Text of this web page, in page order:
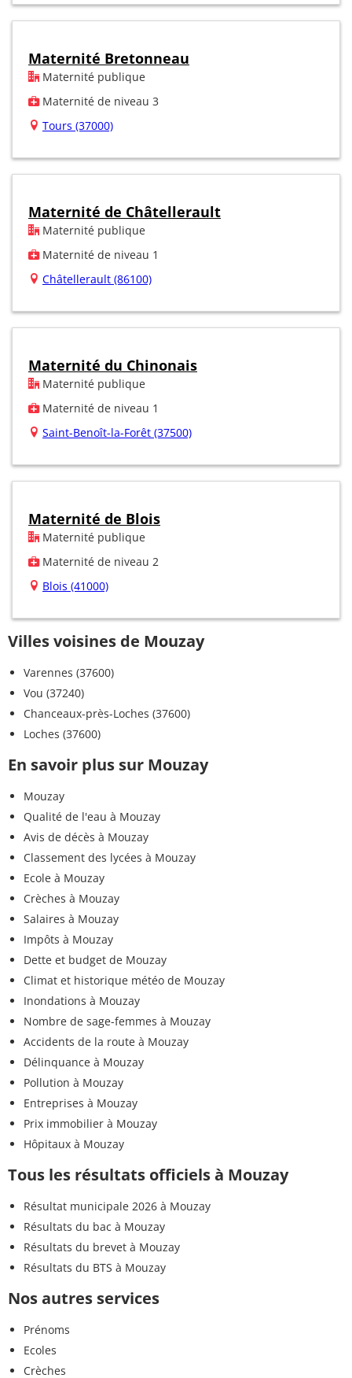
Maternité Bretonneau
Maternité publique
Maternité de niveau 3
Tours (37000)
Maternité de Châtellerault
Maternité publique
Maternité de niveau 1
Châtellerault (86100)
Maternité du Chinonais
Maternité publique
Maternité de niveau 1
Saint-Benoît-la-Forêt (37500)
Maternité de Blois
Maternité publique
Maternité de niveau 2
Blois (41000)
Villes voisines de Mouzay
Varennes (37600)
Vou (37240)
Chanceaux-près-Loches (37600)
Loches (37600)
En savoir plus sur Mouzay
Mouzay
Qualité de l'eau à Mouzay
Avis de décès à Mouzay
Classement des lycées à Mouzay
Ecole à Mouzay
Crèches à Mouzay
Salaires à Mouzay
Impôts à Mouzay
Dette et budget de Mouzay
Climat et historique météo de Mouzay
Inondations à Mouzay
Nombre de sage-femmes à Mouzay
Accidents de la route à Mouzay
Délinquance à Mouzay
Pollution à Mouzay
Entreprises à Mouzay
Prix immobilier à Mouzay
Hôpitaux à Mouzay
Tous les résultats officiels à Mouzay
Résultat municipale 2026 à Mouzay
Résultats du bac à Mouzay
Résultats du brevet à Mouzay
Résultats du BTS à Mouzay
Nos autres services
Prénoms
Ecoles
Crèches